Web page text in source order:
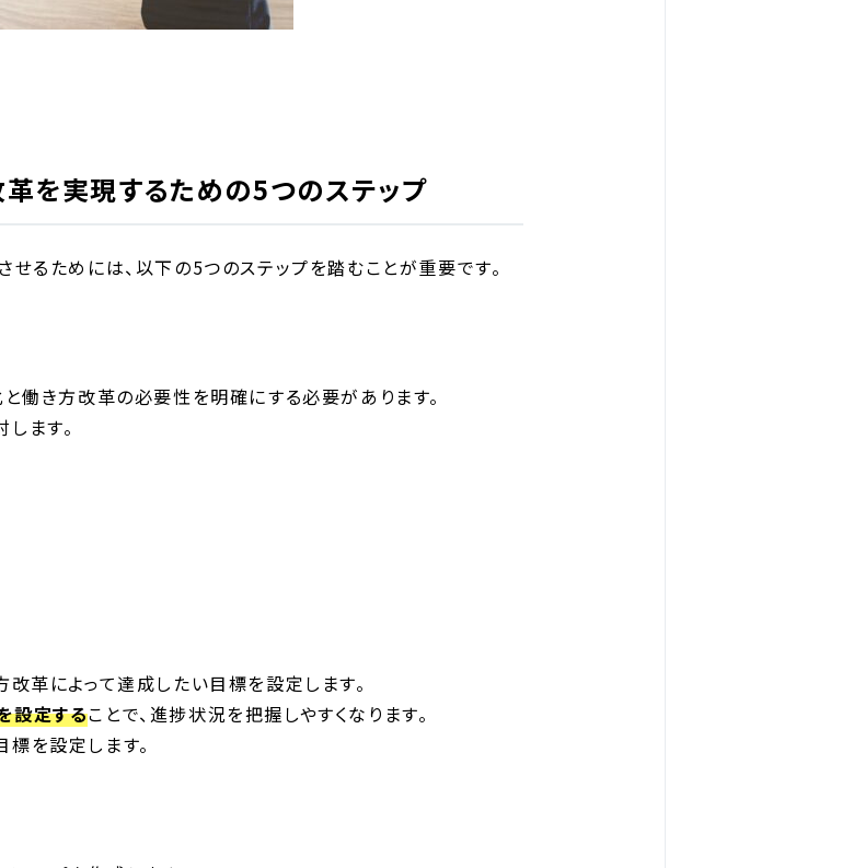
を実現するための5つのステップ
るためには、以下の5つのステップを踏むことが重要です。
働き方改革の必要性を明確にする必要があります。
ます。
革によって達成したい目標を設定します。
設定することで、進捗状況を把握しやすくなります。
を設定します。